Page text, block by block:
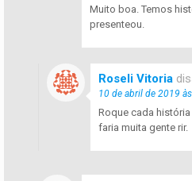
Muito boa. Temos
presenteou.
Roseli Vitoria
10 de abril de 2019
Roque cada
faria muita gente rir.